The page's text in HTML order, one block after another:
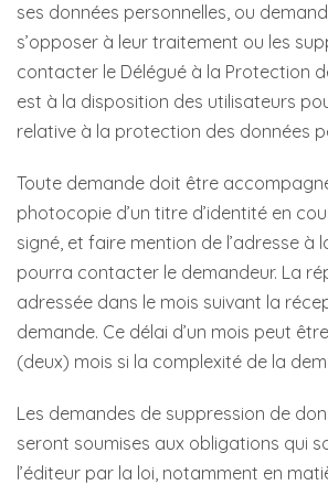
ses données personnelles, ou
s’opposer à leur traitement ou les
contacter le Délégué à la Protection
est à la disposition des utilisateurs
relative à la protection des données
Toute demande doit être
photocopie d’un titre d’identité en
signé, et faire mention de l’adresse à
pourra contacter le demandeur. La
adressée dans le mois suivant la
demande. Ce délai d’un mois peut
(deux) mois si la complexité de la
Les demandes de suppression de
seront soumises aux obligations qui
l’éditeur par la loi, notamment en